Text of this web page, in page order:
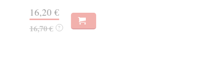
16,20 €
16,70 € ?